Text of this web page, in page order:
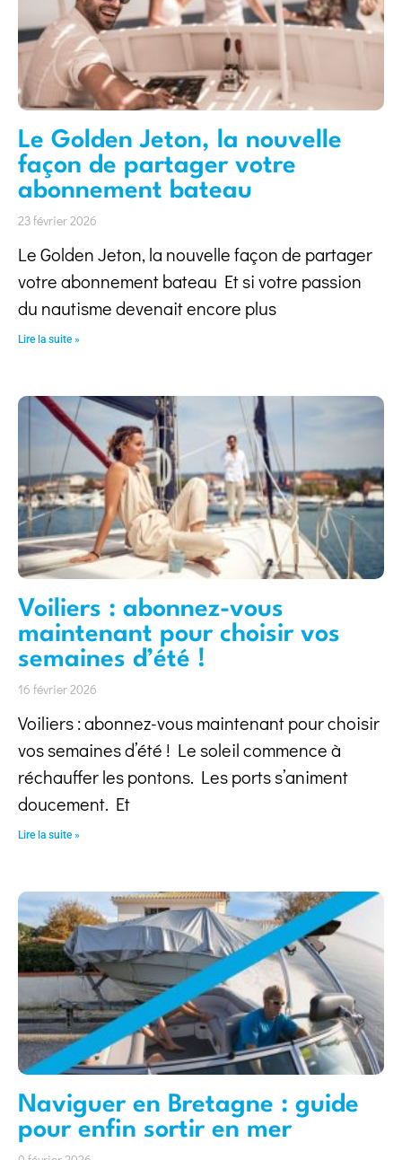
Le Golden Jeton, la nouvelle
façon de partager votre
abonnement bateau
23 février 2026
Le Golden Jeton, la nouvelle façon de partager
votre abonnement bateau Et si votre passion
du nautisme devenait encore plus
Lire la suite »
Voiliers : abonnez-vous
maintenant pour choisir vos
semaines d’été !
16 février 2026
Voiliers : abonnez-vous maintenant pour choisir
vos semaines d’été ! Le soleil commence à
réchauffer les pontons. Les ports s’animent
doucement. Et
Lire la suite »
Naviguer en Bretagne : guide
pour enfin sortir en mer